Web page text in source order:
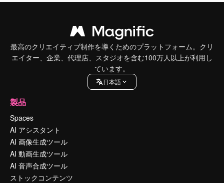
最高のクリエイティブ制作を導くためのプラットフォーム。クリ
エイター、企業、代理店、スタジオを含む100万人以上が利用し
ています。
日本語
製品
Spaces
AI アシスタント
AI 画像生成ツール
AI 動画生成ツール
AI 音声合成ツール
ストックコンテンツ